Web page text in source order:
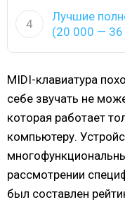
4
Лучшие
(20 000 —
MIDI-клавиатура
себе звучать не
которая работает
компьютеру.
рассмотрении
был составлен